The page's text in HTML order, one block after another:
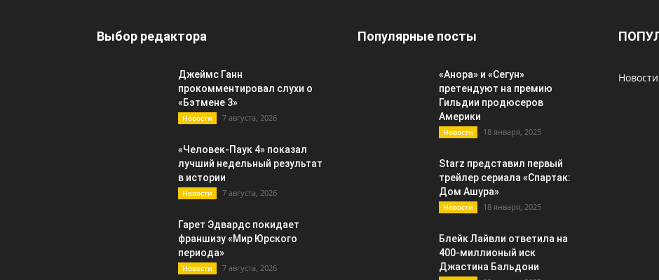
Выбор редактора
Джеймс Ганн
прокомментировал слухи о
«Бэтмене 3»
Новости 7 августа, 2026
«Человек-Паук 4» показал
лучший недельный результат
в истории
Новости 7 августа, 2026
Гарет Эдвардс покидает
франшизу «Мир Юрского
периода»
Новости 7 августа, 2026
Популярные посты
«Анора» и «Сегун»
претендуют на премию
Гильдии продюсеров
Америки
Новости 18 января, 2025
Starz представил первый
трейлер сериала «Спартак:
Дом Ашура»
Новости 18 января, 2025
Блейк Лайвли ответила на
400-миллионый иск
Джастина Бальдони
Новости